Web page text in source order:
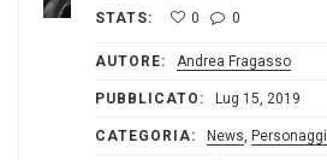
STATS: 0 0
AUTORE: Andrea Fragasso
PUBBLICATO: Lug 15, 2019
CATEGORIA: News, Personaggi